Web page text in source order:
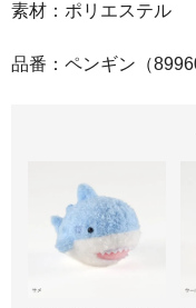
素材：ポリエステル
品番：ペンギン（